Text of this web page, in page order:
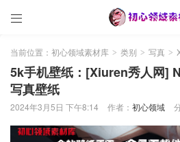

当前位置： 初心领域素材库 > 类别 > 写真 >
5k手机壁纸：[Xiuren秀人网]
写真壁纸
2024年3月5日 下午8:14 作者： 初心领域